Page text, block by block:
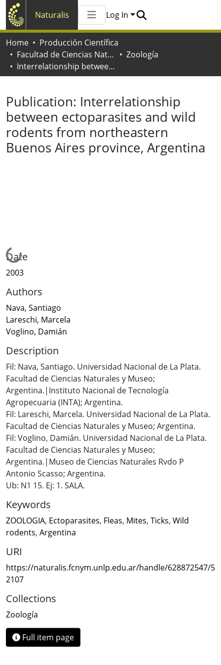
Naturalis
All of Naturalis
Log In
Home
Producción Científica
Facultad de Ciencias Naturales y Museo
Zoología
Interrelationship between ectoparasites and wild rodents from northeastern Buenos Aires province, Argentina
Publication: Interrelationship
between ectoparasites and wild
rodents from northeastern
Buenos Aires province, Argentina
Loading...
Date
2003
Authors
Nava, Santiago
Lareschi, Marcela
Voglino, Damián
Description
Fil: Nava, Santiago. Universidad Nacional de La Plata.
Facultad de Ciencias Naturales y Museo;
Argentina.|Instituto Nacional de Tecnología
Agropecuaria (INTA); Argentina.
Fil: Lareschi, Marcela. Universidad Nacional de La Plata.
Facultad de Ciencias Naturales y Museo; Argentina.
Fil: Voglino, Damián. Universidad Nacional de La Plata.
Facultad de Ciencias Naturales y Museo;
Argentina.|Museo de Ciencias Naturales Rvdo P
Antonio Scasso; Argentina.
Ub: N1 15. Ej: 1. SALA.
Keywords
ZOOLOGIA, Ectoparasites, Fleas, Mites, Ticks, Wild
rodents, Argentina
URI
https://naturalis.fcnym.unlp.edu.ar/handle/628872547/5
2107
Collections
Zoología
Full item page